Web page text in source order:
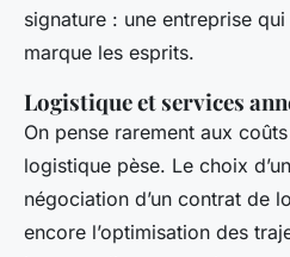
signature : une entreprise
marque les esprits.
Logistique et services
On pense rarement aux
logistique pèse. Le choix
négociation d’un contrat de
encore l’optimisation des